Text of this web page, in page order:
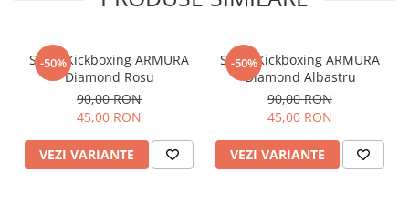
-50%
Short Kickboxing ARMURA
Diamond Rosu
90,00 RON
45,00 RON
VEZI VARIANTE
-50%
Short Kickboxing ARMURA
Diamond Albastru
90,00 RON
45,00 RON
VEZI VARIANTE